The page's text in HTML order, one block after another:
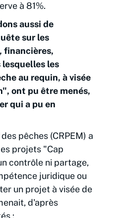
à 81%.
aussi de
sur les
financières,
les
au requin, à visée
ont pu être menés,
qui a pu en
pêches (CRPEM) a
projets "Cap
contrôle ni partage,
juridique ou
un projet à visée de
d'après
: